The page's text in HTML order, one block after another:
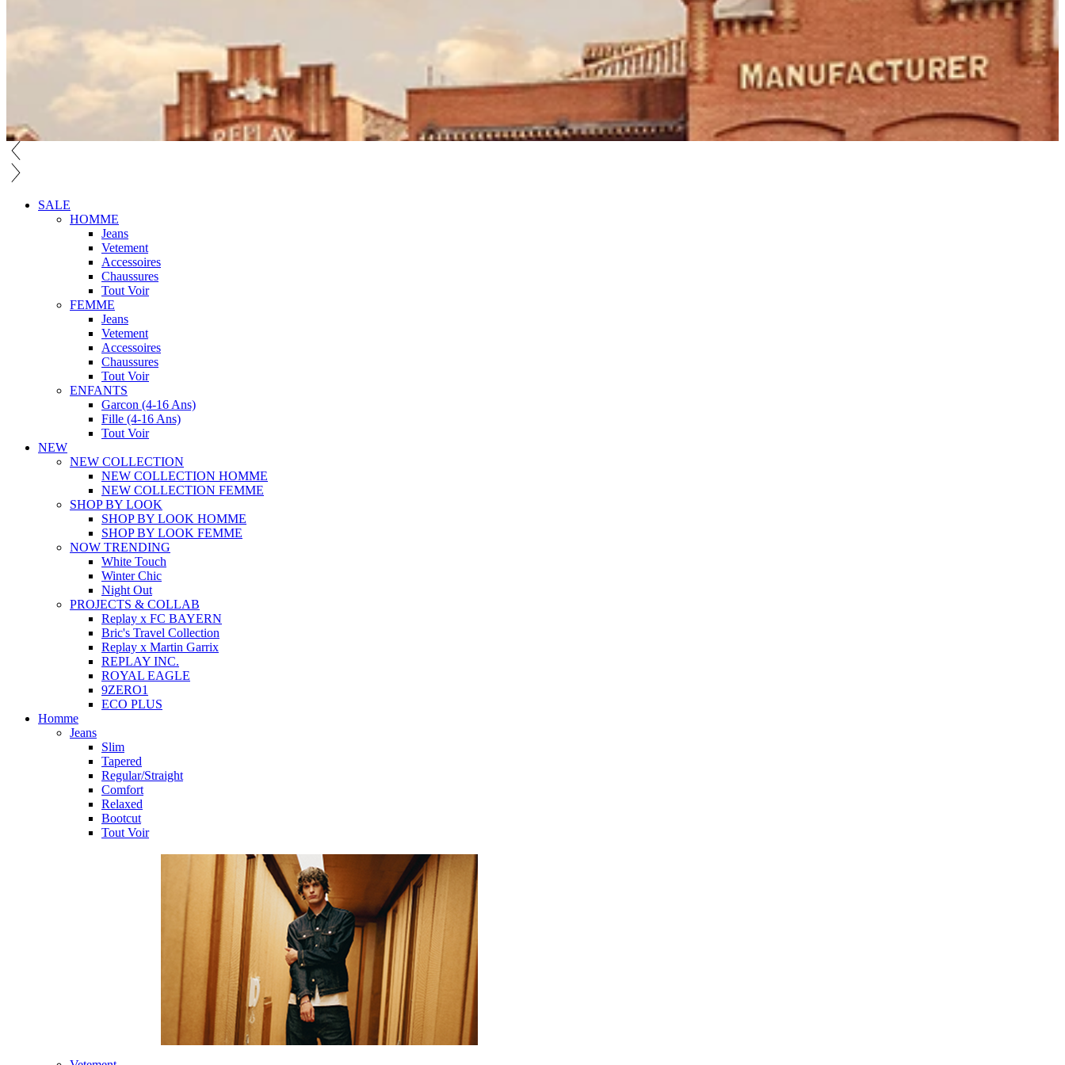
SALE
HOMME
Jeans
Vetement
Accessoires
Chaussures
Tout Voir
FEMME
Jeans
Vetement
Accessoires
Chaussures
Tout Voir
ENFANTS
Garcon (4-16 Ans)
Fille (4-16 Ans)
Tout Voir
NEW
NEW COLLECTION
NEW COLLECTION HOMME
NEW COLLECTION FEMME
SHOP BY LOOK
SHOP BY LOOK HOMME
SHOP BY LOOK FEMME
NOW TRENDING
White Touch
Winter Chic
Night Out
PROJECTS & COLLAB
Replay x FC BAYERN
Bric's Travel Collection
Replay x Martin Garrix
REPLAY INC.
ROYAL EAGLE
9ZERO1
ECO PLUS
Homme
Jeans
Slim
Tapered
Regular/Straight
Comfort
Relaxed
Bootcut
Tout Voir